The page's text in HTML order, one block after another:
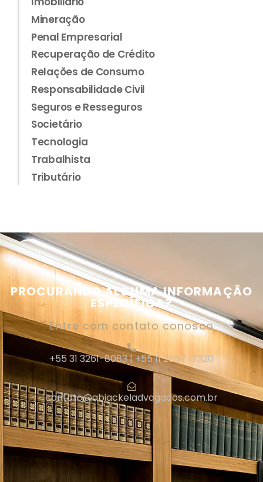
Mineração
Penal Empresarial
Recuperação de Crédito
Relações de Consumo
Responsabilidade Civil
Seguros e Resseguros
Societário
Tecnologia
Trabalhista
Tributário
PROCURANDO ALGUMA INFORMAÇÃO
ESPECÍFICA?
Entre com contato conosco
+55 31 3261-8083 | +55 11 2657-7320
contato@abiackeladvogados.com.br
|